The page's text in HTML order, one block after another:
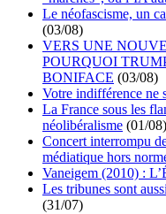
Le néofascisme, un
(03/08)
VERS UNE
POURQUOI
BONIFACE (03/08)
Votre indifférence ne
La France sous les
néolibéralisme (01/08)
Concert interrompu
médiatique hors
Vaneigem (2010) :
Les tribunes sont
(31/07)